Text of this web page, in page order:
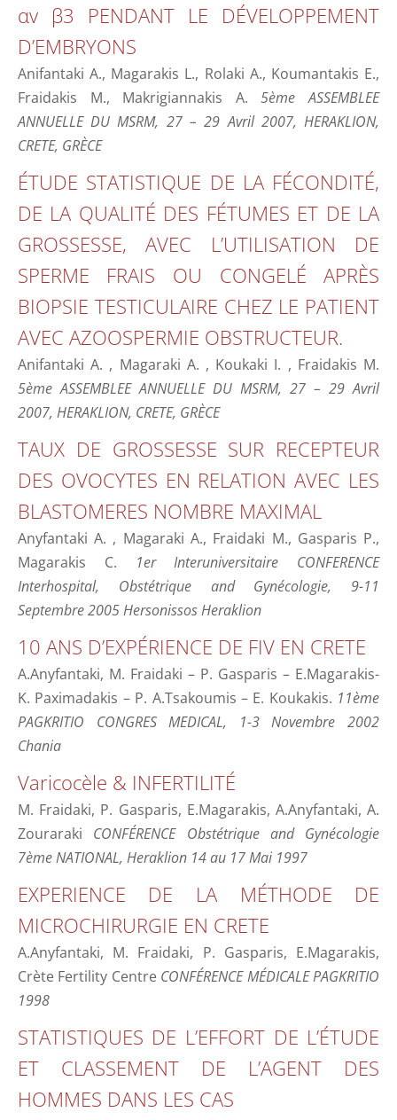
αv β3 PENDANT LE DÉVELOPPEMENT
D’EMBRYONS
Anifantaki A., Magarakis L., Rolaki A., Koumantakis E.,
Fraidakis M., Makrigiannakis A.5ème ASSEMBLEE
ANNUELLE DU MSRM, 27 – 29 Avril 2007, HERAKLION,
CRETE, GRÈCE
ÉTUDE STATISTIQUE DE LA FÉCONDITÉ,
DE LA QUALITÉ DES FÉTUMES ET DE LA
GROSSESSE, AVEC L’UTILISATION DE
SPERME FRAIS OU CONGELÉ APRÈS
BIOPSIE TESTICULAIRE CHEZ LE PATIENT
AVEC AZOOSPERMIE OBSTRUCTEUR.
Anifantaki A. , Magaraki A. , Koukaki I. , Fraidakis M.
5ème ASSEMBLEE ANNUELLE DU MSRM, 27 – 29 Avril
2007, HERAKLION, CRETE, GRÈCE
TAUX DE GROSSESSE SUR RECEPTEUR
DES OVOCYTES EN RELATION AVEC LES
BLASTOMERES NOMBRE MAXIMAL
Anyfantaki A. , Magaraki A., Fraidaki M., Gasparis P.,
Magarakis C.
1er Interuniversitaire CONFERENCE
Interhospital, Obstétrique and Gynécologie, 9-11
Septembre 2005 Hersonissos Heraklion
10 ANS D’EXPÉRIENCE DE FIV EN CRETE
A.Anyfantaki, M. Fraidaki – P. Gasparis – E.Magarakis-
K. Paximadakis – P. A.Tsakoumis – E. Koukakis. 11ème
PAGKRITIO CONGRES MEDICAL, 1-3 Novembre 2002
Chania
Varicocèle & INFERTILITÉ
M. Fraidaki, P. Gasparis, E.Magarakis, A.Anyfantaki, A.
Zouraraki CONFÉRENCE Obstétrique and Gynécologie
7ème NATIONAL, Heraklion 14 au 17 Mai 1997
EXPERIENCE DE LA MÉTHODE DE
MICROCHIRURGIE EN CRETE
A.Anyfantaki, M. Fraidaki, P. Gasparis, E.Magarakis,
Crète Fertility Centre CONFÉRENCE MÉDICALE PAGKRITIO
1998
STATISTIQUES DE L’EFFORT DE L’ÉTUDE
ET CLASSEMENT DE L’AGENT DES
HOMMES DANS LES CAS